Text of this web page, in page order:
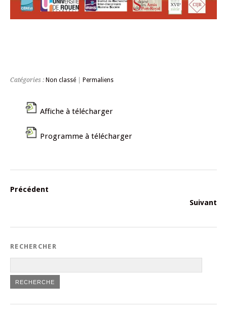
Catégories : Non classé Permaliens
Affiche à télécharger
Programme à télécharger
Précédent
Suivant
RECHERCHER